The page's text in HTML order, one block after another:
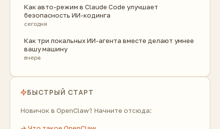
Как авто-режим в Claude Code улучшает
безопасность ИИ-кодинга
сегодня
Как три локальных ИИ-агента вместе делают умнее
вашу машину
вчера
БЫСТРЫЙ СТАРТ
Новичок в OpenClaw? Начните отсюда: